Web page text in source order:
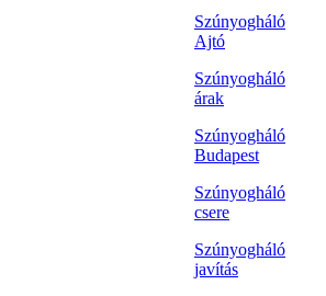
Szúnyogháló
Ajtó
Szúnyogháló
árak
Szúnyogháló
Budapest
Szúnyogháló
csere
Szúnyogháló
javítás